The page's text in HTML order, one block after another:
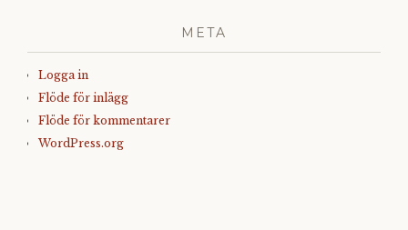
META
Logga in
Flöde för inlägg
Flöde för kommentarer
WordPress.org